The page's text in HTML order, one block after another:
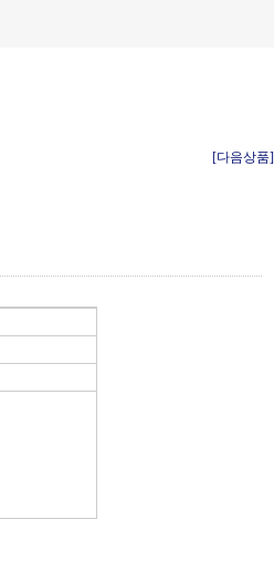
[다음상품]